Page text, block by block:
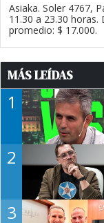
Asiaka. Soler 4767,
11.30 a 23.30
promedio: $ 17.000.
MÁS LEÍDAS
1
2
3